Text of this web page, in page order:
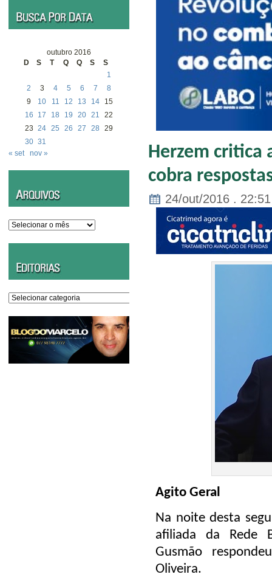
outubro 2016
D
S T Q Q S
S
1
2
3 4 5 6 7
8
9
10 11 12 13 14
15
16
17 18 19 20 21
22
23 24 25 26 27 28
29
30 31
« set
nov »
Arquivos
Editorias
Herzem critica
cobra
24/out/2016 . 22:51
Agito Geral
Na noite desta
afiliada da Rede
Gusmão
Oliveira.